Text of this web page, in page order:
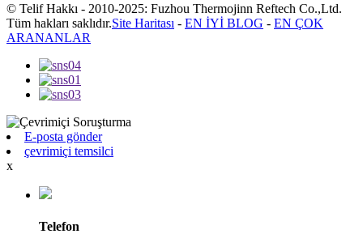
© Telif Hakkı - 2010-2025: Fuzhou Thermojinn Reftech Co.,Ltd.
Tüm hakları saklıdır.Site Haritası - EN İYİ BLOG - EN ÇOK
ARANANLAR
E-posta gönder
çevrimiçi temsilci
x
Telefon